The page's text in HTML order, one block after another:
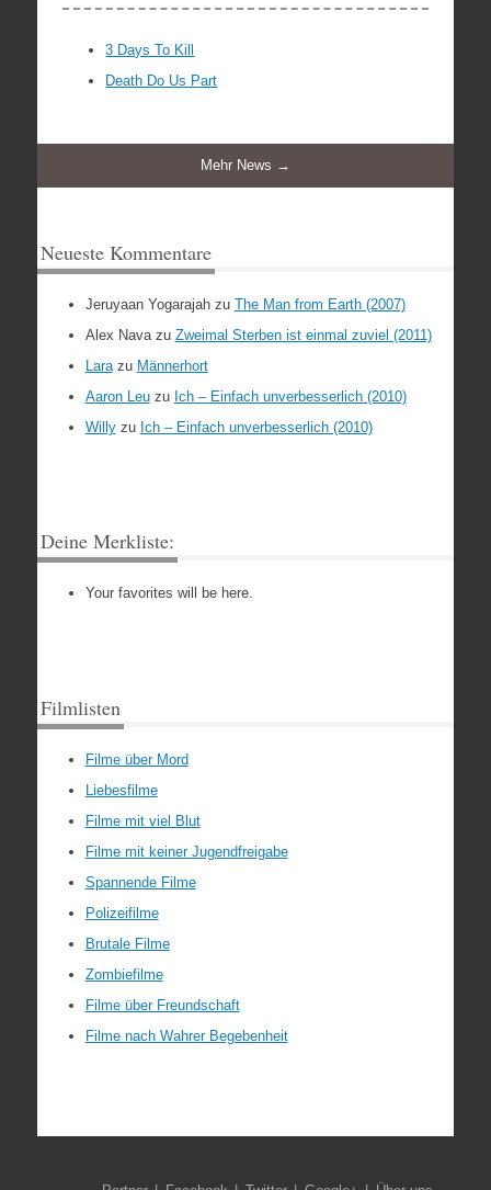
3 Days To Kill
Death Do Us Part
Mehr News →
Neueste Kommentare
Jeruyaan Yogarajahzu The Man from Earth (2007)
Alex Navazu Zweimal Sterben ist einmal zuviel (2011)
Larazu Männerhort
Aaron Leuzu Ich – Einfach unverbesserlich (2010)
Willyzu Ich – Einfach unverbesserlich (2010)
Deine Merkliste:
Your favorites will be here.
Filmlisten
Filme über Mord
Liebesfilme
Filme mit viel Blut
Filme mit keiner Jugendfreigabe
Spannende Filme
Polizeifilme
Brutale Filme
Zombiefilme
Filme über Freundschaft
Filme nach Wahrer Begebenheit